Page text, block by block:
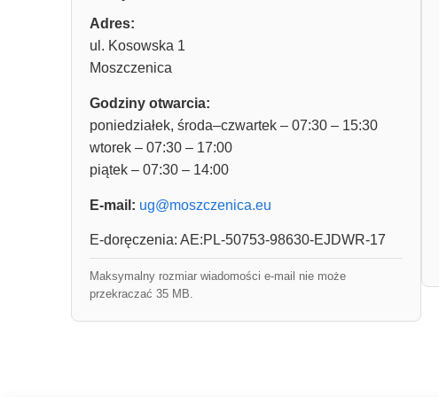
Adres:
ul. Kosowska 1
Moszczenica
Godziny otwarcia:
poniedziałek, środa–czwartek – 07:30 – 15:30
wtorek – 07:30 – 17:00
piątek – 07:30 – 14:00
E-mail: ug@moszczenica.eu
E-doręczenia: AE:PL-50753-98630-EJDWR-17
Maksymalny rozmiar wiadomości e-mail nie może
przekraczać 35 MB.